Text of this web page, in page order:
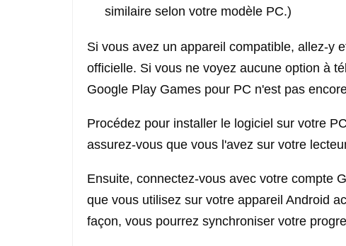
similaire selon votre modèle PC.)
Si vous avez un appareil compatible, allez-y
officielle. Si vous ne voyez aucune option à
Google Play Games pour PC n'est pas
Procédez pour installer le logiciel sur votre
assurez-vous que vous l'avez sur votre
Ensuite, connectez-vous avec votre compte
que vous utilisez sur votre appareil Android
façon, vous pourrez synchroniser votre